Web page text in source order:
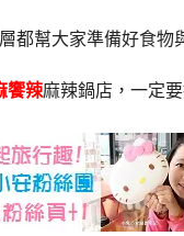
都幫大家準備好食物
饗辣麻辣鍋店，一定